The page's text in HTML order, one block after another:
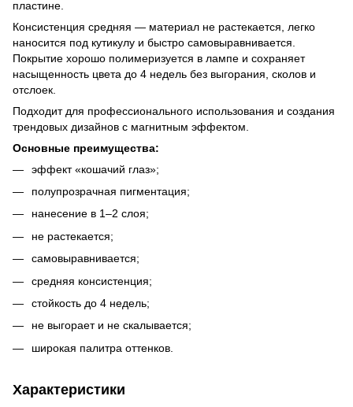
пластине.
Консистенция средняя — материал не растекается, легко
наносится под кутикулу и быстро самовыравнивается.
Покрытие хорошо полимеризуется в лампе и сохраняет
насыщенность цвета до 4 недель без выгорания, сколов и
отслоек.
Подходит для профессионального использования и создания
трендовых дизайнов с магнитным эффектом.
Основные преимущества:
эффект «кошачий глаз»;
полупрозрачная пигментация;
нанесение в 1–2 слоя;
не растекается;
самовыравнивается;
средняя консистенция;
стойкость до 4 недель;
не выгорает и не скалывается;
широкая палитра оттенков.
Характеристики